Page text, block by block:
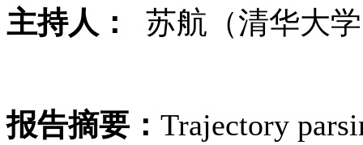
主持人：
苏航（清华大
报告摘要： Trajectory